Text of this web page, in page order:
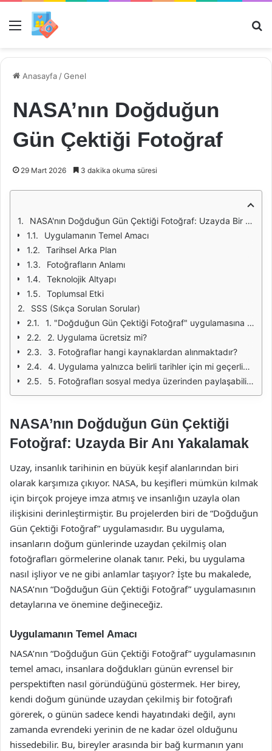
Menü
Anasayfa /Genel
NASA’nın Doğduğun
Gün Çektiği Fotoğraf
29 Mart 2026 3 dakika okuma süresi
NASA'nın Doğduğun Gün Çektiği Fotoğraf: Uzayda Bir Anı Yakalamak
Uygulamanın Temel Amacı
Tarihsel Arka Plan
Fotoğrafların Anlamı
Teknolojik Altyapı
Toplumsal Etki
SSS (Sıkça Sorulan Sorular)
1. "Doğduğun Gün Çektiği Fotoğraf" uygulamasına nasıl erişebilirim?
2. Uygulama ücretsiz mi?
3. Fotoğraflar hangi kaynaklardan alınmaktadır?
4. Uygulama yalnızca belirli tarihler için mi geçerlidir?
5. Fotoğrafları sosyal medya üzerinden paylaşabilir miyim?
NASA’nın Doğduğun Gün Çektiği
Fotoğraf: Uzayda Bir Anı Yakalamak
Uzay, insanlık tarihinin en büyük keşif alanlarından biri
olarak karşımıza çıkıyor. NASA, bu keşifleri mümkün kılmak
için birçok projeye imza atmış ve insanlığın uzayla olan
ilişkisini derinleştirmiştir. Bu projelerden biri de “Doğduğun
Gün Çektiği Fotoğraf” uygulamasıdır. Bu uygulama,
insanların doğum günlerinde uzaydan çekilmiş olan
fotoğrafları görmelerine olanak tanır. Peki, bu uygulama
nasıl işliyor ve ne gibi anlamlar taşıyor? İşte bu makalede,
NASA’nın “Doğduğun Gün Çektiği Fotoğraf” uygulamasının
detaylarına ve önemine değineceğiz.
Uygulamanın Temel Amacı
NASA’nın “Doğduğun Gün Çektiği Fotoğraf” uygulamasının
temel amacı, insanlara doğdukları günün evrensel bir
perspektiften nasıl göründüğünü göstermek. Her birey,
kendi doğum gününde uzaydan çekilmiş bir fotoğrafı
görerek, o günün sadece kendi hayatındaki değil, aynı
zamanda evrendeki yerinin de ne kadar özel olduğunu
hissedebilir. Bu, bireyler arasında bir bağ kurmanın yanı